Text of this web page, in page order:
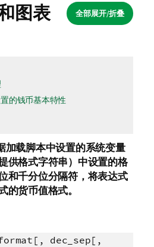
全部展开/折叠
图表
的钱币基本特性
加载脚本中设置的系统变量
供格式字符串）中设置的格
和千分位分隔符，将表达式
的货币值格式。
dec_sep[,